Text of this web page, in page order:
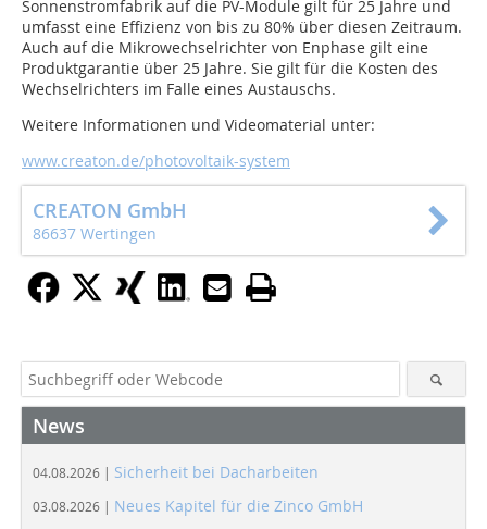
Sonnenstromfabrik auf die PV-Module gilt für 25 Jahre und
umfasst eine Effizienz von bis zu 80% über diesen Zeitraum.
Auch auf die Mikrowechselrichter von Enphase gilt eine
Produktgarantie über 25 Jahre. Sie gilt für die Kosten des
Wechselrichters im Falle eines Austauschs.
Weitere Informationen und Videomaterial unter:
www.creaton.de/photovoltaik-system
CREATON GmbH
86637 Wertingen
News
04.08.2026 | Sicherheit bei Dacharbeiten
03.08.2026 | Neues Kapitel für die Zinco GmbH